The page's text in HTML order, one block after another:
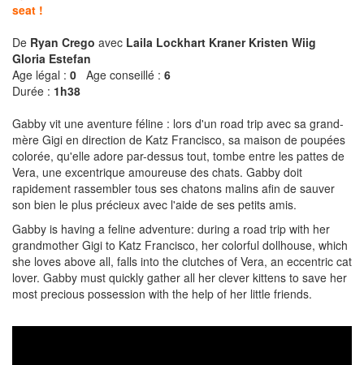
seat !
De Ryan Crego avec Laila Lockhart Kraner Kristen Wiig
Gloria Estefan
Age légal : 0 Age conseillé : 6
Durée : 1h38
Gabby vit une aventure féline : lors d'un road trip avec sa grand-
mère Gigi en direction de Katz Francisco, sa maison de poupées
colorée, qu'elle adore par-dessus tout, tombe entre les pattes de
Vera, une excentrique amoureuse des chats. Gabby doit
rapidement rassembler tous ses chatons malins afin de sauver
son bien le plus précieux avec l'aide de ses petits amis.
Gabby is having a feline adventure: during a road trip with her
grandmother Gigi to Katz Francisco, her colorful dollhouse, which
she loves above all, falls into the clutches of Vera, an eccentric cat
lover. Gabby must quickly gather all her clever kittens to save her
most precious possession with the help of her little friends.